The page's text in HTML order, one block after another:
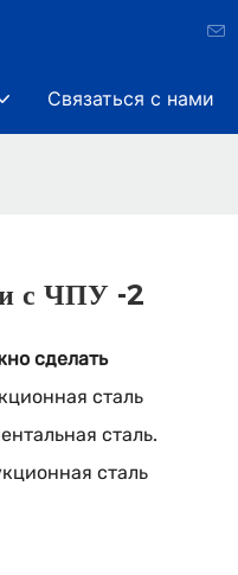
Связаться с нами
с ЧПУ -2
сделать
сталь
сталь.
сталь